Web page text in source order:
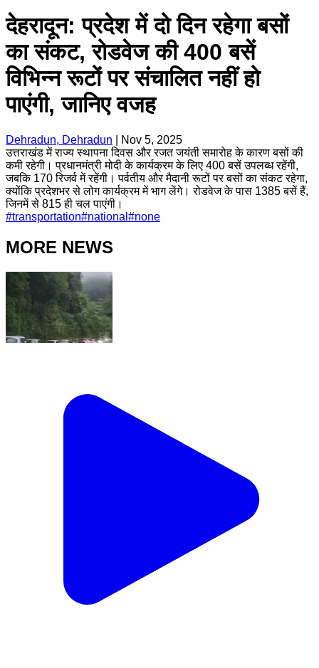
देहरादून: प्रदेश में दो दिन रहेगा बसों
का संकट, रोडवेज की 400 बसें
विभिन्न रूटों पर संचालित नहीं हो
पाएंगी, जानिए वजह
Dehradun, Dehradun
Nov 5, 2025
उत्तराखंड में राज्य स्थापना दिवस और रजत जयंती समारोह के कारण बसों की
कमी रहेगी। प्रधानमंत्री मोदी के कार्यक्रम के लिए 400 बसें उपलब्ध रहेंगी,
जबकि 170 रिजर्व में रहेंगी। पर्वतीय और मैदानी रूटों पर बसों का संकट रहेगा,
क्योंकि प्रदेशभर से लोग कार्यक्रम में भाग लेंगे। रोडवेज के पास 1385 बसें हैं,
जिनमें से 815 ही चल पाएंगी।
#transportation#national #none
MORE NEWS